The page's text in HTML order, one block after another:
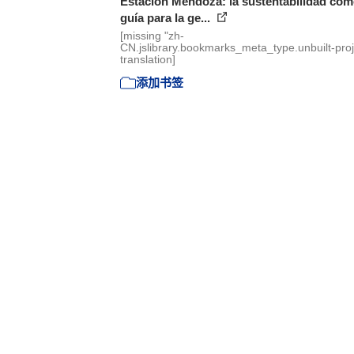
guía para la ge...
[missing "zh-
CN.jslibrary.bookmarks_meta_type.unbuilt-
translation]
添加书签